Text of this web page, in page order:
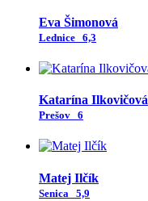
Eva Šimonová
Lednice 6,3
Katarína Ilkovičová
Prešov 6
Matej Ilčík
Senica 5,9